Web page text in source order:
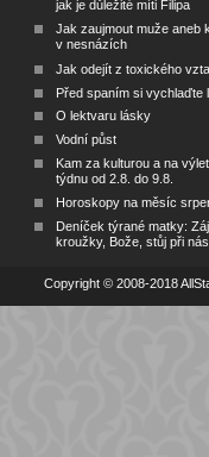
jak je důležité míti Filipa
Jak zaujmout muže aneb
v nesnázích
Jak odejít z toxického
Před spaním si vychlaďte
O lektvaru lásky
Vodní půst
Kam za kulturou a na
týdnu od 2.8. do 9.8.
Horoskopy na měsíc
Deníček týrané matky:
kroužky, Bože, stůj při nás
Copyright © 2008-2018